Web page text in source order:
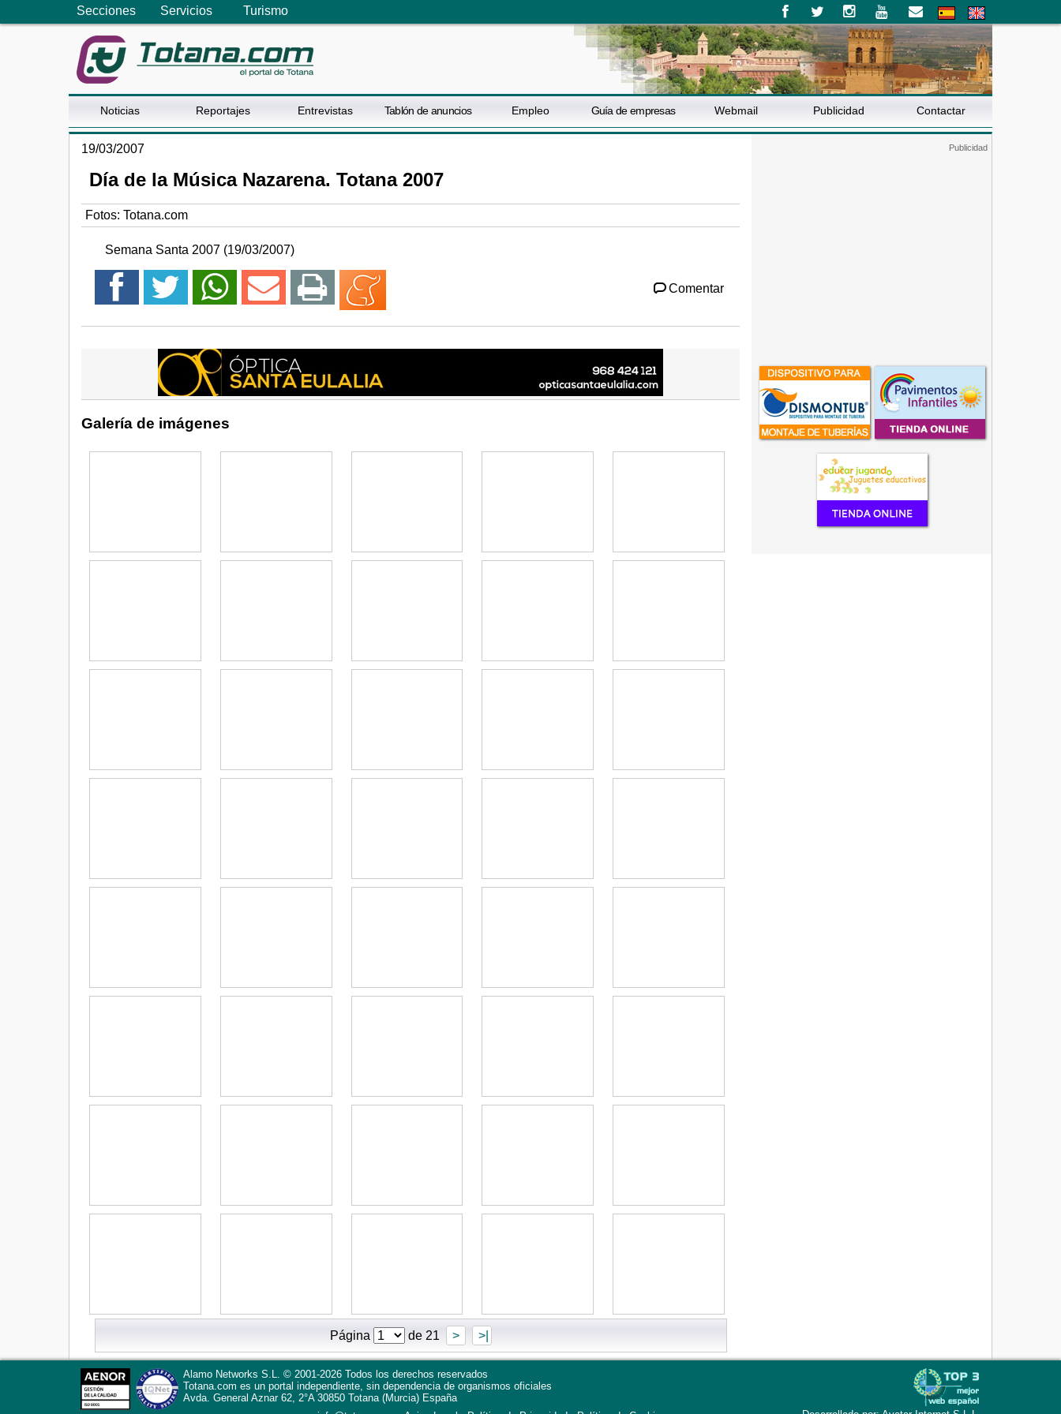
Secciones Servicios Turismo
Noticias Reportajes Entrevistas Tablón de anuncios Empleo Guía de empresas Webmail Publicidad Contactar
19/03/2007
Día de la Música Nazarena. Totana 2007
Fotos: Totana.com
Comentar
Semana Santa 2007 (19/03/2007)
Galería de imágenes
Página de 21 > >|
Alamo Networks S.L. © 2001-2026 Todos los derechos reservados
Totana.com es un portal independiente, sin dependencia de organismos oficiales
Avda. General Aznar 62, 2°A 30850 Totana (Murcia) España